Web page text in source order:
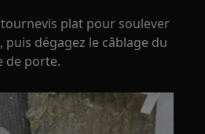
plat pour soulever
puis dégagez le câblage du
de porte.